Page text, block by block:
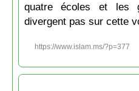
quatre écoles et les
divergent pas sur cette
https://www.islam.ms/?p=377